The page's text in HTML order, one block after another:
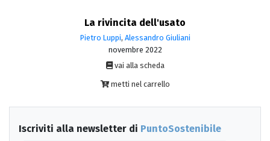
La rivincita dell'usato
Pietro Luppi, Alessandro Giuliani
novembre 2022
vai alla scheda
metti nel carrello
Iscriviti alla newsletter di PuntoSostenibile